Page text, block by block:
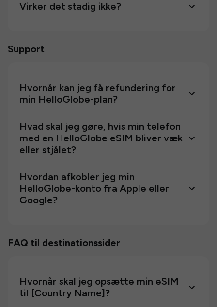
Virker det stadig ikke?
Support
Hvornår kan jeg få refundering for
min HelloGlobe-plan?
Hvad skal jeg gøre, hvis min telefon
med en HelloGlobe eSIM bliver væk
eller stjålet?
Hvordan afkobler jeg min
HelloGlobe-konto fra Apple eller
Google?
FAQ til destinationssider
Hvornår skal jeg opsætte min eSIM
til [Country Name]?